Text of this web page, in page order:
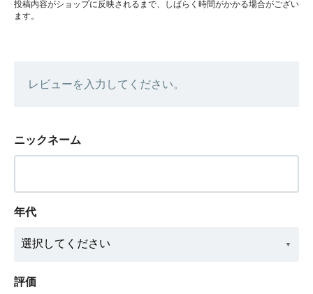
投稿内容がショップに反映されるまで、しばらく時間がかかる場合がござい
ます。
レビューを入力してください。
ニックネーム
年代
評価